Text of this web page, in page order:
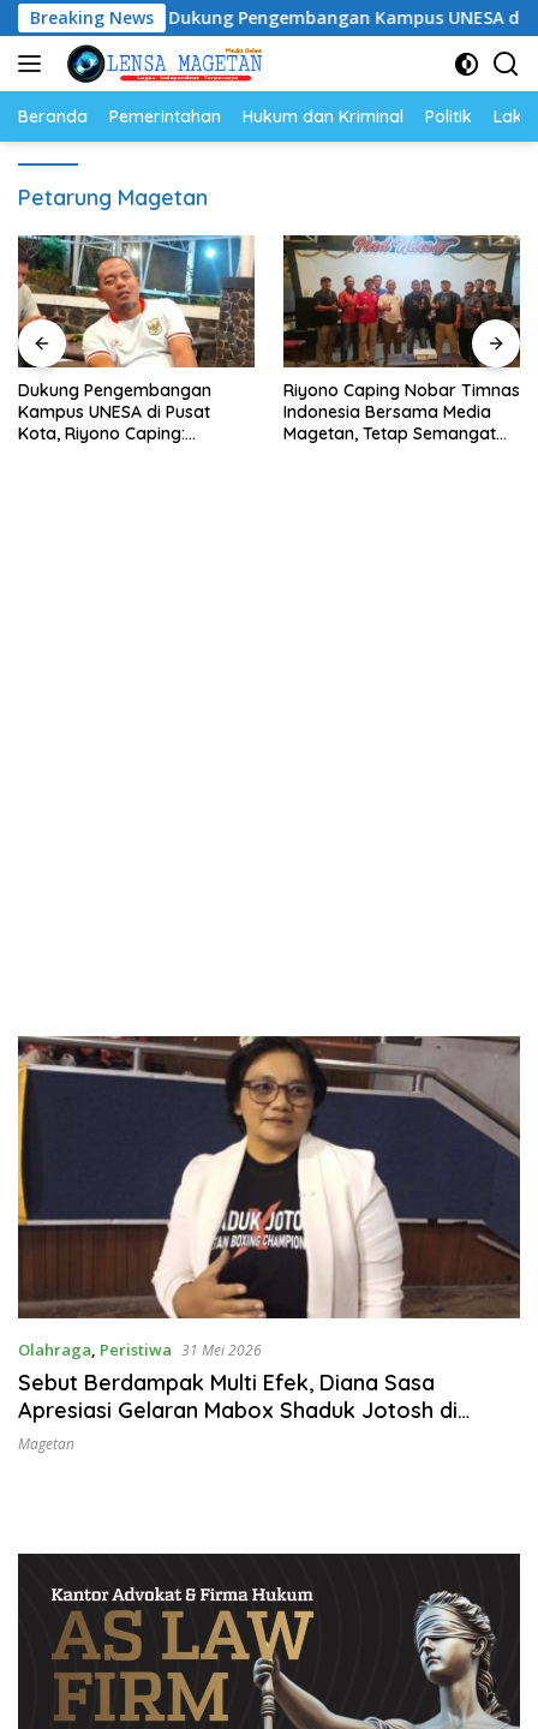
Langsung
ke
konten
Breaking News
Dukung Pengembangan Kampus UNESA di Pusat
Beranda Pemerintahan Hukum dan Kriminal Politik
Petarung Magetan
Dukung Pengembangan
Kampus UNESA di Pusat
Kota, Riyono Caping:
Riyono Caping Nobar Timnas
Indonesia Bersama Media
Magetan, Tetap Semangat
Olahraga, Peristiwa 31 Mei 2026
Sebut Berdampak Multi Efek, Diana Sasa
Apresiasi Gelaran Mabox Shaduk Jotosh di
Magetan
Magetan